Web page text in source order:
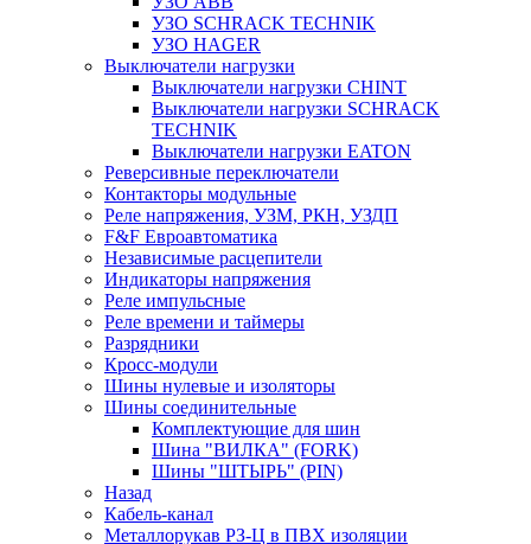
УЗО SCHRACK TECHNIK
УЗО HAGER
Выключатели нагрузки
Выключатели нагрузки CHINT
Выключатели нагрузки SCHRACK
TECHNIK
Выключатели нагрузки EATON
Реверсивные переключатели
Контакторы модульные
Реле напряжения, УЗМ, РКН, УЗДП
F&F Евроавтоматика
Независимые расцепители
Индикаторы напряжения
Реле импульсные
Реле времени и таймеры
Разрядники
Кросс-модули
Шины нулевые и изоляторы
Шины соединительные
Комплектующие для шин
Шина "ВИЛКА" (FORK)
Шины "ШТЫРЬ" (PIN)
Назад
Кабель-канал
Металлорукав РЗ-Ц в ПВХ изоляции